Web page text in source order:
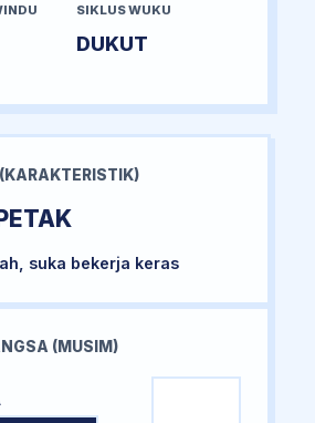
SIKLUS WUKU
DUKUT
suka bekerja keras
(MUSIM)